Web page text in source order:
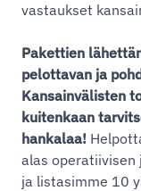
vastaukset
Pakettien
pelottavan ja
Kansainvälisten
kuitenkaan
hankalaa!
alas operatiivisen
ja listasimme 10